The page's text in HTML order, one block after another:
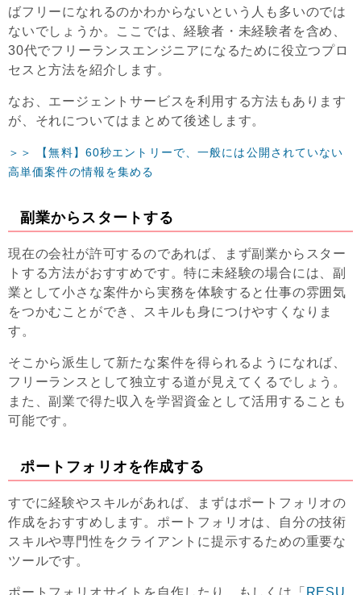
ばフリーになれるのかわからないという人も多いのでは
ないでしょうか。ここでは、経験者・未経験者を含め、
30代でフリーランスエンジニアになるために役立つプロ
セスと方法を紹介します。
なお、エージェントサービスを利用する方法もあります
が、それについてはまとめて後述します。
＞＞ 【無料】60秒エントリーで、一般には公開されていない
高単価案件の情報を集める
副業からスタートする
現在の会社が許可するのであれば、まず副業からスター
トする方法がおすすめです。特に未経験の場合には、副
業として小さな案件から実務を体験すると仕事の雰囲気
をつかむことができ、スキルも身につけやすくなりま
す。
そこから派生して新たな案件を得られるようになれば、
フリーランスとして独立する道が見えてくるでしょう。
また、副業で得た収入を学習資金として活用することも
可能です。
ポートフォリオを作成する
すでに経験やスキルがあれば、まずはポートフォリオの
作成をおすすめします。ポートフォリオは、自分の技術
スキルや専門性をクライアントに提示するための重要な
ツールです。
ポートフォリオサイトを自作したり、もしくは「 RESU